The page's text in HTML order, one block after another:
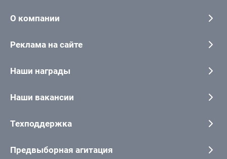
О компании
Реклама на сайте
Наши награды
Наши вакансии
Техподдержка
Предвыборная агитация